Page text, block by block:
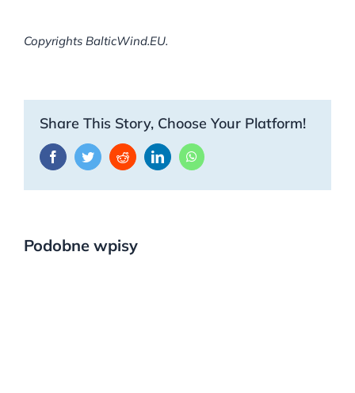
Copyrights BalticWind.EU.
Share This Story, Choose Your Platform!
FacebookTwitterRedditLinkedInWhatsApp
Podobne wpisy